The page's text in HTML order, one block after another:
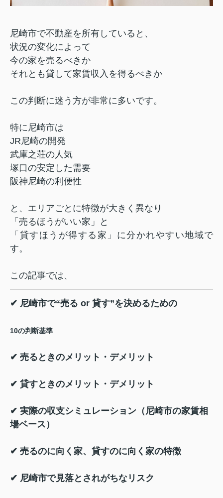
尼崎市で不動産を所有していると、
状況の変化によって
今の家を売るべきか
それとも貸して家賃収入を得るべきか
この判断に迷う方が非常に多いです。
特に尼崎市は
JR尼崎の開発
武庫之荘の人気
塚口の安定した需要
阪神尼崎の利便性
と、エリアごとに特徴が大きく異なり
「売るほうがいい家」と
「貸すほうが得する家」に分かれやすい地域で
す。
この記事では、
✔ 尼崎市で“売る or 貸す”を決めるための
10の判断基準
✔ 売るときのメリット・デメリット
✔ 貸すときのメリット・デメリット
✔ 実際の収支シミュレーション（尼崎市の家賃相
場ベース）
✔ 売るのに向く家、貸すのに向く家の特徴
✔ 尼崎市で見落とされがちなリスク